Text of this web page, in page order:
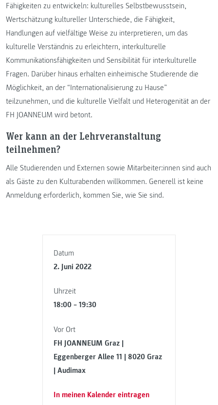
Datum
2. Juni 2022
Uhrzeit
18:00 – 19:30
Vor Ort
FH JOANNEUM Graz |
Eggenberger Allee 11 | 8020 Graz
| Audimax
In meinen Kalender eintragen
Fähigkeiten zu entwickeln: kulturelles Selbstbewusstsein,
Wertschätzung kultureller Unterschiede, die Fähigkeit,
Handlungen auf vielfältige Weise zu interpretieren, um das
kulturelle Verständnis zu erleichtern, interkulturelle
Kommunikationsfähigkeiten und Sensibilität für interkulturelle
Fragen. Darüber hinaus erhalten einheimische Studierende die
Möglichkeit, an der “Internationalisierung zu Hause”
teilzunehmen, und die kulturelle Vielfalt und Heterogenität an der
FH JOANNEUM wird betont.
Wer kann an der Lehrveranstaltung
teilnehmen?
Alle Studierenden und Externen sowie Mitarbeiter:innen sind auch
als Gäste zu den Kulturabenden willkommen. Generell ist keine
Anmeldung erforderlich, kommen Sie, wie Sie sind.